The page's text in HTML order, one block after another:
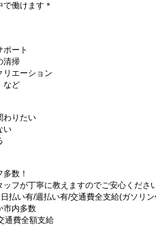
働けます＊
ポート
清掃
リエーション
など
わりたい
い
数！
ッフが丁寧に教えますのでご安心くださ
い有/週払い有/交通費全支給(ガソリン
内多数
費全額支給